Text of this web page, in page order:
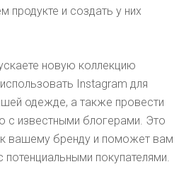
и создать у них
новую коллекцию
Instagram для
одежде, а также провести
с известными блогерами. Это
к вашему бренду и поможет вам
потенциальными покупателями.